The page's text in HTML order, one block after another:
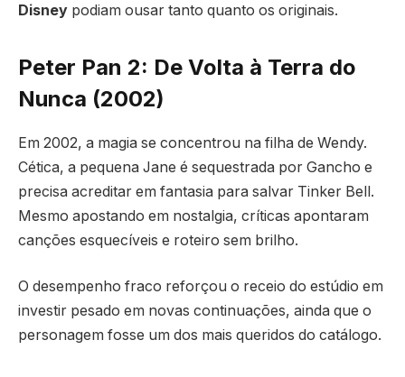
Disney podiam ousar tanto quanto os originais.
Peter Pan 2: De Volta à Terra do
Nunca (2002)
Em 2002, a magia se concentrou na filha de Wendy.
Cética, a pequena Jane é sequestrada por Gancho e
precisa acreditar em fantasia para salvar Tinker Bell.
Mesmo apostando em nostalgia, críticas apontaram
canções esquecíveis e roteiro sem brilho.
O desempenho fraco reforçou o receio do estúdio em
investir pesado em novas continuações, ainda que o
personagem fosse um dos mais queridos do catálogo.